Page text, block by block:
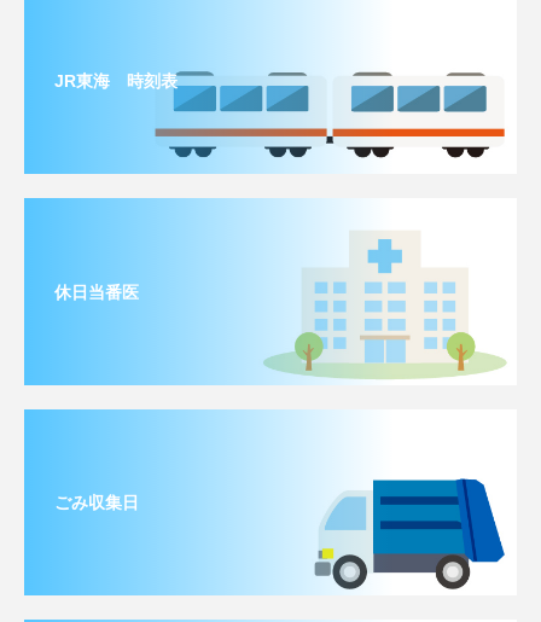
JR東海 時刻表
休日当番医
ごみ収集日